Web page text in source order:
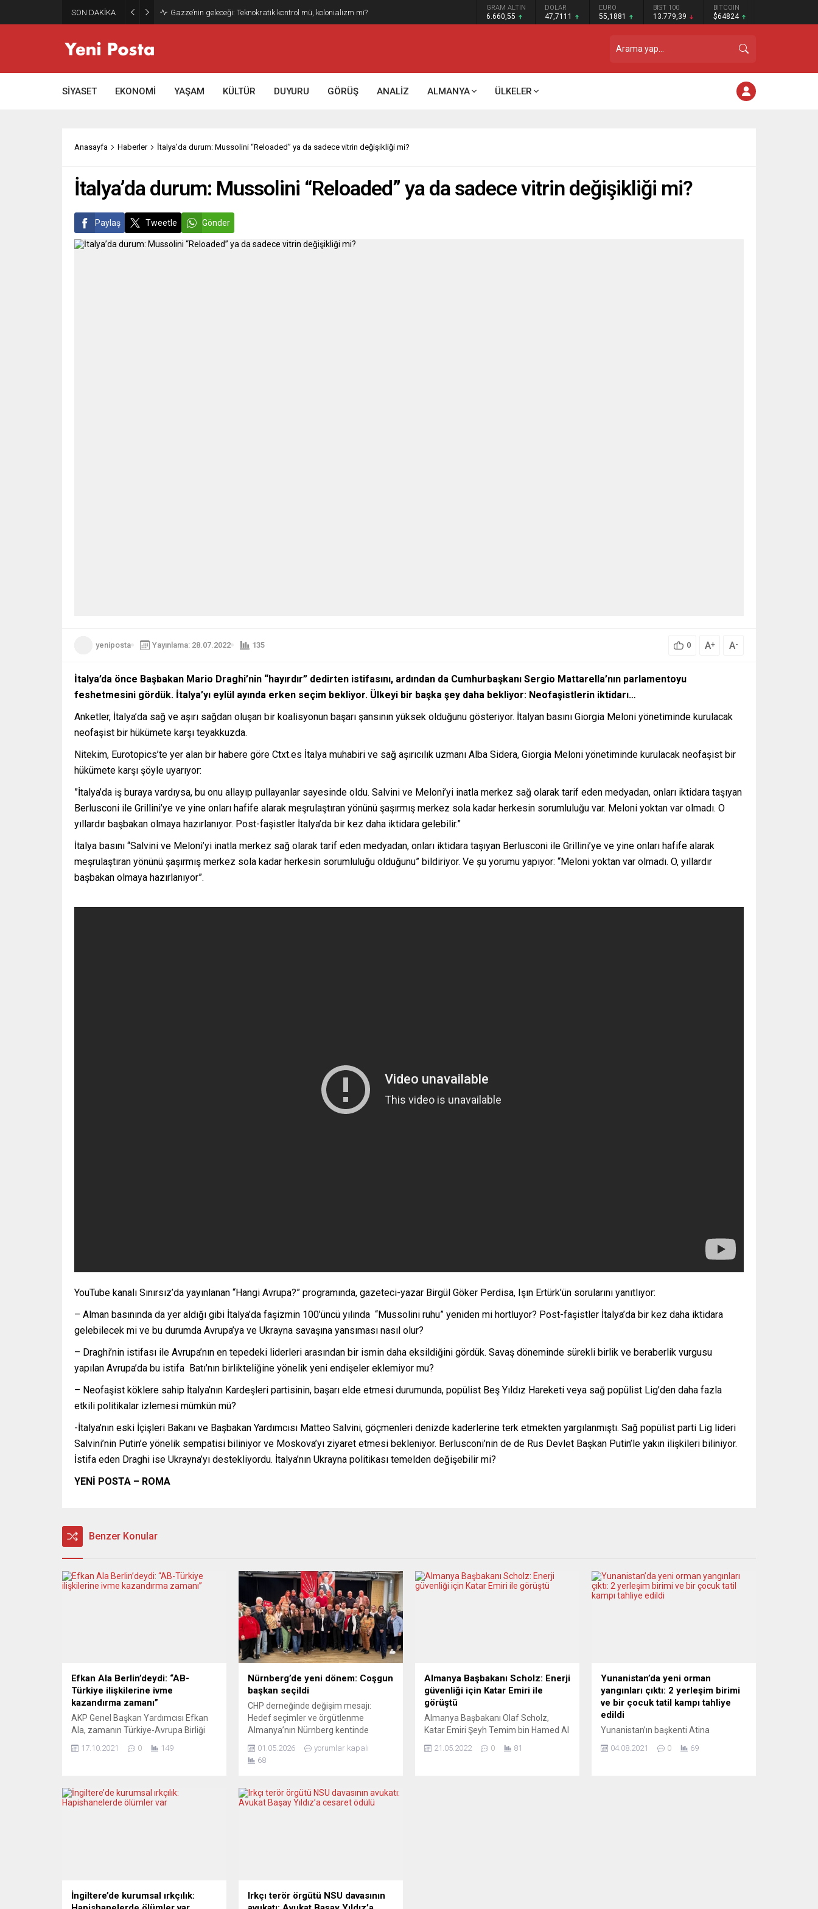
SON DAKİKA Gazze’nin geleceği: Teknokratik kontrol mü, kolonializm mi? GRAM ALTIN
6.660,55
DOLAR
47,7111
EURO
55,1881
BIST 100
13.779,39
BITCOIN
$64824
SİYASET EKONOMİ YAŞAM KÜLTÜR DUYURU GÖRÜŞ ANALİZ ALMANYA ÜLKELER
Anasayfa Haberler İtalya’da durum: Mussolini “Reloaded” ya da sadece vitrin değişikliği mi?
İtalya’da durum: Mussolini “Reloaded” ya da sadece vitrin değişikliği mi?
Paylaş Tweetle Gönder
yeniposta Yayınlama: 28.07.2022 135 0 A+ A-
İtalya’da önce Başbakan Mario Draghi’nin “hayırdır” dedirten istifasını, ardından da Cumhurbaşkanı Sergio Mattarella’nın parlamentoyu
feshetmesini gördük. İtalya’yı eylül ayında erken seçim bekliyor. Ülkeyi bir başka şey daha bekliyor: Neofaşistlerin iktidarı…
Anketler, İtalya’da sağ ve aşırı sağdan oluşan bir koalisyonun başarı şansının yüksek olduğunu gösteriyor. İtalyan basını Giorgia Meloni yönetiminde kurulacak
neofaşist bir hükümete karşı teyakkuzda.
Nitekim, Eurotopics’te yer alan bir habere göre Ctxt.es İtalya muhabiri ve sağ aşırıcılık uzmanı Alba Sidera, Giorgia Meloni yönetiminde kurulacak neofaşist bir
hükümete karşı şöyle uyarıyor:
”İtalya’da iş buraya vardıysa, bu onu allayıp pullayanlar sayesinde oldu. Salvini ve Meloni’yi inatla merkez sağ olarak tarif eden medyadan, onları iktidara taşıyan
Berlusconi ile Grillini’ye ve yine onları hafife alarak meşrulaştıran yönünü şaşırmış merkez sola kadar herkesin sorumluluğu var. Meloni yoktan var olmadı. O
yıllardır başbakan olmaya hazırlanıyor. Post-faşistler İtalya’da bir kez daha iktidara gelebilir.”
İtalya basını “Salvini ve Meloni’yi inatla merkez sağ olarak tarif eden medyadan, onları iktidara taşıyan Berlusconi ile Grillini’ye ve yine onları hafife alarak
meşrulaştıran yönünü şaşırmış merkez sola kadar herkesin sorumluluğu olduğunu” bildiriyor. Ve şu yorumu yapıyor: “Meloni yoktan var olmadı. O, yıllardır
başbakan olmaya hazırlanıyor”.
YouTube kanalı Sınırsız’da yayınlanan “Hangi Avrupa?” programında, gazeteci-yazar Birgül Göker Perdisa, Işın Ertürk’ün sorularını yanıtlıyor:
– Alman basınında da yer aldığı gibi İtalya’da faşizmin 100’üncü yılında “Mussolini ruhu” yeniden mi hortluyor? Post-faşistler İtalya’da bir kez daha iktidara
gelebilecek mi ve bu durumda Avrupa’ya ve Ukrayna savaşına yansıması nasıl olur?
– Draghi’nin istifası ile Avrupa’nın en tepedeki liderleri arasından bir ismin daha eksildiğini gördük. Savaş döneminde sürekli birlik ve beraberlik vurgusu
yapılan Avrupa’da bu istifa Batı’nın birlikteliğine yönelik yeni endişeler eklemiyor mu?
– Neofaşist köklere sahip İtalya’nın Kardeşleri partisinin, başarı elde etmesi durumunda, popülist Beş Yıldız Hareketi veya sağ popülist Lig’den daha fazla
etkili politikalar izlemesi mümkün mü?
-İtalya’nın eski İçişleri Bakanı ve Başbakan Yardımcısı Matteo Salvini, göçmenleri denizde kaderlerine terk etmekten yargılanmıştı. Sağ popülist parti Lig lideri
Salvini’nin Putin’e yönelik sempatisi biliniyor ve Moskova’yı ziyaret etmesi bekleniyor. Berlusconi’nin de de Rus Devlet Başkan Putin’le yakın ilişkileri biliniyor.
İstifa eden Draghi ise Ukrayna’yı destekliyordu. İtalya’nın Ukrayna politikası temelden değişebilir mi?
YENİ POSTA – ROMA
Benzer Konular
Efkan Ala Berlin’deydi: “AB-
Türkiye ilişkilerine ivme
kazandırma zamanı”
AKP Genel Başkan Yardımcısı Efkan
Ala, zamanın Türkiye-Avrupa Birliği
(AB) ilişkilerine yeniden ivme
kazandırma zamanı olduğunu ve
Almanya’nın başkenti Berlin’deki
temaslarının ardından gazetecilere
17.10.2021 0 149
Nürnberg’de yeni dönem: Coşgun
başkan seçildi
CHP derneğinde değişim mesajı:
Hedef seçimler ve örgütlenme
Almanya’nın Nürnberg kentinde
faaliyet gösteren CHP Nürnberg ve
Çevresi Sosyal Demokratlar Derneği
genel kurulunu gerçekleştirdi.
düzenlenen toplantıda yönetim
değişti, mesajlar ise netti: daha güçlü
01.05.2026
yorumlar kapalı
68
Almanya Başbakanı Scholz: Enerji
güvenliği için Katar Emiri ile
görüştü
Almanya Başbakanı Olaf Scholz,
Katar Emiri Şeyh Temim bin Hamed Al
Sani ile Almanya’nın ve Avrupa’nın
enerji güvenliği konusunu ele aldı.
21.05.2022 0 81
Yunanistan’da yeni orman
yangınları çıktı: 2 yerleşim birimi
ve bir çocuk tatil kampı tahliye
edildi
Yunanistan’ın başkenti Atina
yakınlarındaki Aharnes belediyesine
bağlı Varipombi bölgesinde ormanlık
04.08.2021 0 69
İngiltere’de kurumsal ırkçılık:
Irkçı terör örgütü NSU davasının